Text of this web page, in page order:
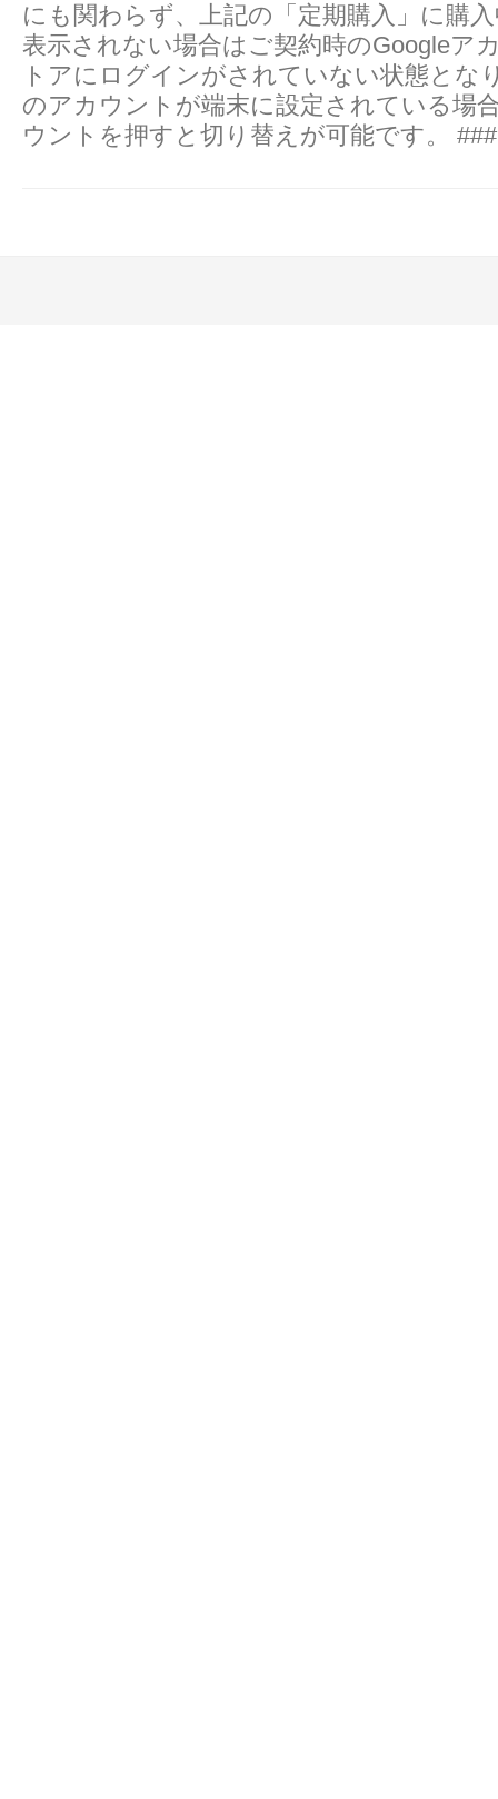
にも関わらず、上記の「定期購入」に購
表示されない場合はご契約時のGoogleア
トアにログインがされていない状態とな
のアカウントが端末に設定されている場
ウントを押すと切り替えが可能です。 ###